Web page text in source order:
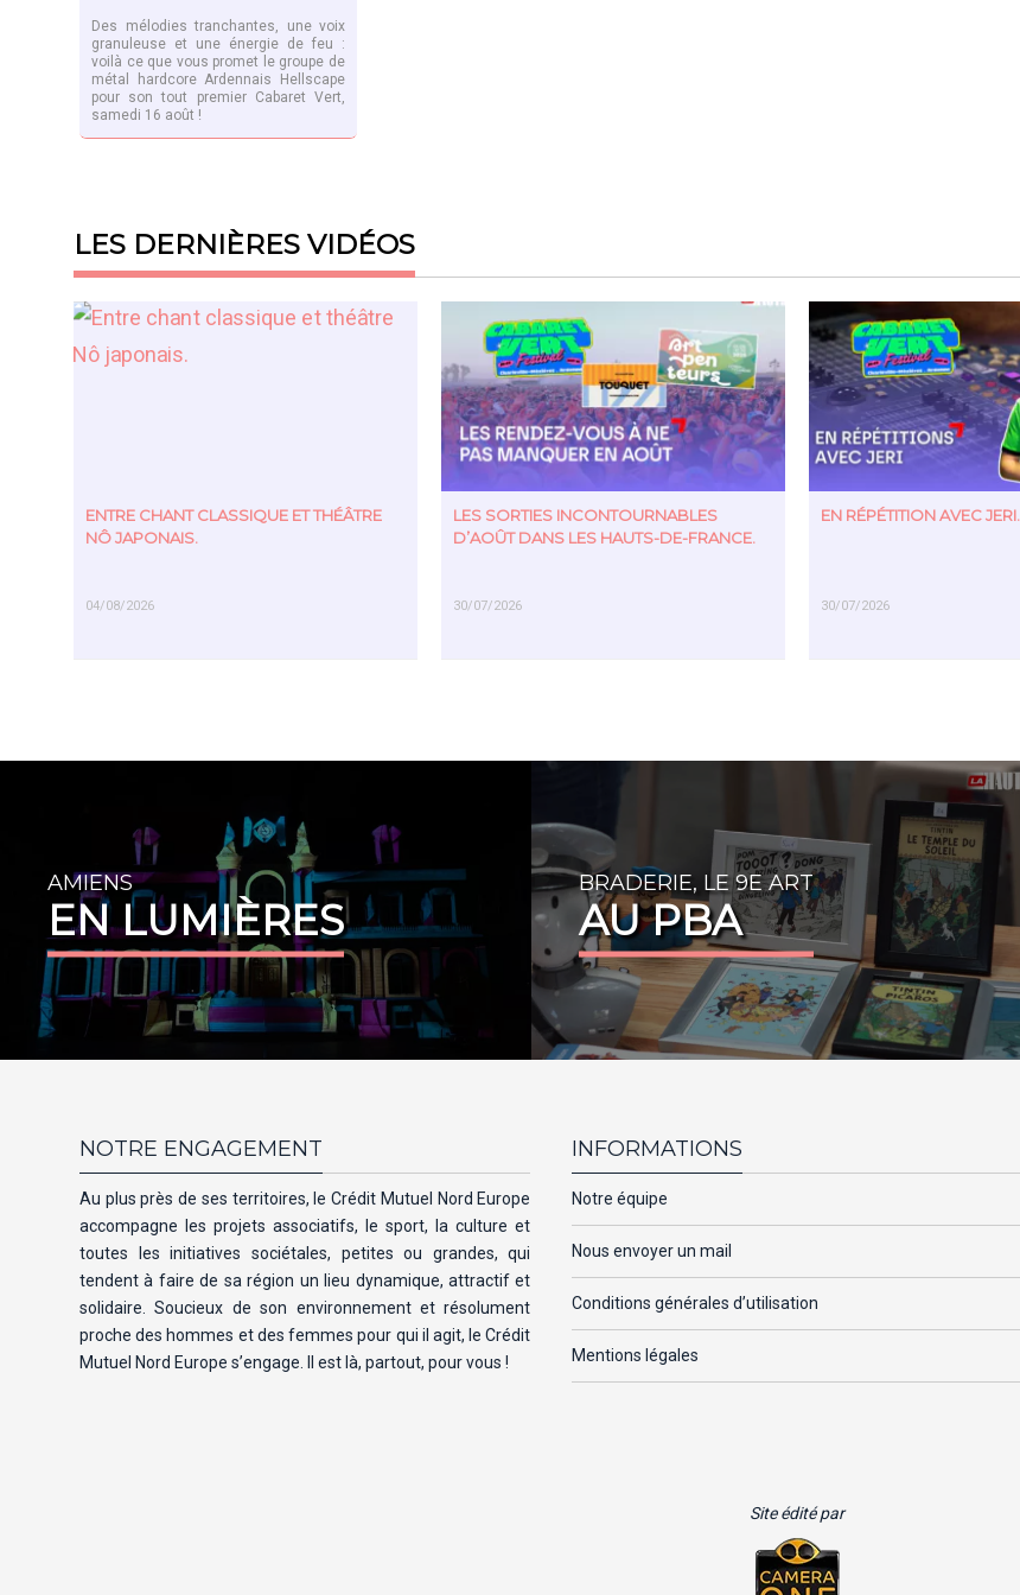
Des mélodies tranchantes, une voix
granuleuse et une énergie de feu :
voilà ce que vous promet le groupe de
métal hardcore Ardennais Hellscape
pour son tout premier Cabaret Vert,
samedi 16 août !
LES DERNIÈRES VIDÉOS
ENTRE CHANT CLASSIQUE ET THÉÂTRE
NÔ JAPONAIS.
04/08/2026
LES SORTIES INCONTOURNABLES
D’AOÛT DANS LES HAUTS-DE-FRANCE.
30/07/2026
EN RÉPÉTITION AVEC JERI.
30/07/2026
AMIENS
EN LUMIÈRES
BRADERIE, LE 9E ART
AU PBA
NOTRE ENGAGEMENT
Au plus près de ses territoires, le Crédit Mutuel Nord Europe
accompagne les projets associatifs, le sport, la culture et
toutes les initiatives sociétales, petites ou grandes, qui
tendent à faire de sa région un lieu dynamique, attractif et
solidaire. Soucieux de son environnement et résolument
proche des hommes et des femmes pour qui il agit, le Crédit
Mutuel Nord Europe s’engage. Il est là, partout, pour vous !
INFORMATIONS
Notre équipe
Nous envoyer un mail
Conditions générales d’utilisation
Mentions légales
Site édité par